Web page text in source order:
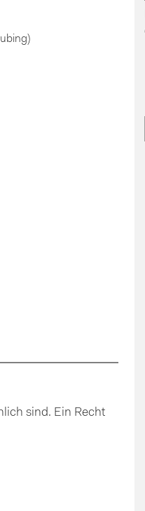
sind. Ein Recht